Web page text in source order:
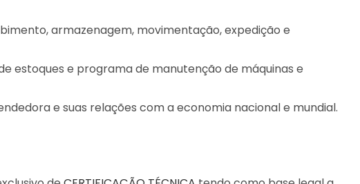
armazenagem, movimentação, expedição e
estoques e programa de manutenção de máquinas e
e suas relações com a economia nacional e mundial.